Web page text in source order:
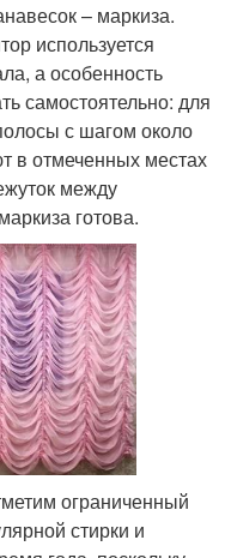
– маркиза.
используется
а особенность
самостоятельно: для
с шагом около
в отмеченных местах
между
готова.
ограниченный
стирки и